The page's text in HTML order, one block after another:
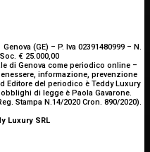
(GE) – P. Iva 02391480999 – N.
€ 25.000,00
di Genova come periodico online –
informazione, prevenzione
Editore del periodico è Teddy Luxury
di legge è Paola Gavarone.
Stampa N.14/2020 Cron. 890/2020).
Luxury SRL